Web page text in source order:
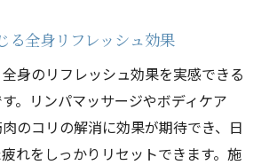
る全身リフレッシュ効果
身のリフレッシュ効果を実感できる
。リンパマッサージやボディケア
のコリの解消に効果が期待でき、日
れをしっかりリセットできます。施